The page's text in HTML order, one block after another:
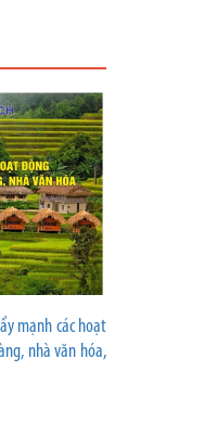
mạnh các hoạt
nhà văn hóa,